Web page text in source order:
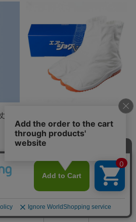
5,420円（税込）
会員ページ 店舗案内